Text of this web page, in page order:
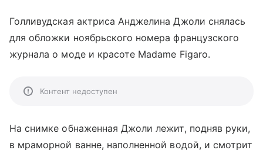
Голливудская актриса Анджелина Джоли снялась
для обложки ноябрьского номера французского
журнала о моде и красоте Madame Figaro.
Контент недоступен
На снимке обнаженная Джоли лежит, подняв руки,
в мраморной ванне, наполненной водой, и смотрит